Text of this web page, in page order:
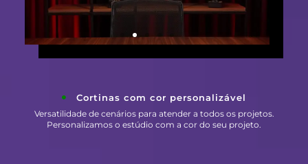
Cortinas com cor personalizável
Versatilidade de cenários para atender a todos os projetos.
Personalizamos o estúdio com a cor do seu projeto.